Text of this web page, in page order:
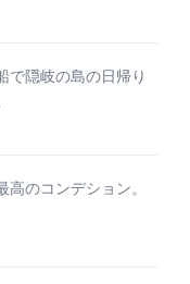
で隠岐の島の日帰り
のコンデション。